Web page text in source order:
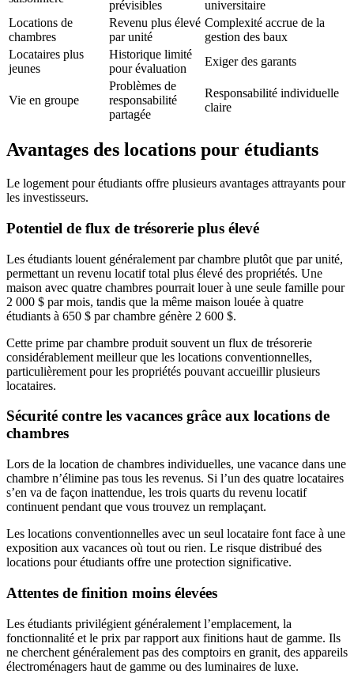
prévisibles
universitaire
Locations de
chambres
Revenu plus élevé
par unité
Complexité accrue de la
gestion des baux
Locataires plus
jeunes
Historique limité
pour évaluation
Exiger des garants
Vie en groupe
Problèmes de
responsabilité
partagée
Responsabilité individuelle
claire
Avantages des locations pour étudiants
Le logement pour étudiants offre plusieurs avantages attrayants pour
les investisseurs.
Potentiel de flux de trésorerie plus élevé
Les étudiants louent généralement par chambre plutôt que par unité,
permettant un revenu locatif total plus élevé des propriétés. Une
maison avec quatre chambres pourrait louer à une seule famille pour
2 000 $ par mois, tandis que la même maison louée à quatre
étudiants à 650 $ par chambre génère 2 600 $.
Cette prime par chambre produit souvent un flux de trésorerie
considérablement meilleur que les locations conventionnelles,
particulièrement pour les propriétés pouvant accueillir plusieurs
locataires.
Sécurité contre les vacances grâce aux locations de
chambres
Lors de la location de chambres individuelles, une vacance dans une
chambre n’élimine pas tous les revenus. Si l’un des quatre locataires
s’en va de façon inattendue, les trois quarts du revenu locatif
continuent pendant que vous trouvez un remplaçant.
Les locations conventionnelles avec un seul locataire font face à une
exposition aux vacances où tout ou rien. Le risque distribué des
locations pour étudiants offre une protection significative.
Attentes de finition moins élevées
Les étudiants privilégient généralement l’emplacement, la
fonctionnalité et le prix par rapport aux finitions haut de gamme. Ils
ne cherchent généralement pas des comptoirs en granit, des appareils
électroménagers haut de gamme ou des luminaires de luxe.